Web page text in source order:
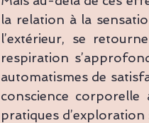
la relation à la
l’extérieur, se
respiration
automatismes de
conscience corporelle
pratiques